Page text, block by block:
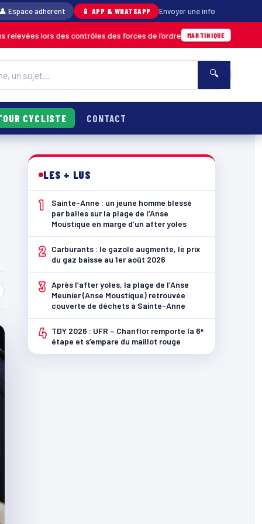
👤 Espace adhérent 📱 APP & WHATSAPP Envoyer une info
des contrôles des forces de l’ordre MARTINIQUE 04/08 · 11h06
🔍
CYCLISTE CONTACT
LES + LUS
1
Sainte-Anne : un jeune homme blessé
par balles sur la plage de l’Anse
Moustique en marge d’un after yoles
2
Carburants : le gazole augmente, le prix
du gaz baisse au 1er août 2026
3 Après l’after yoles, la plage de l’Anse
Meunier (Anse Moustique) retrouvée
couverte de déchets à Sainte-Anne
4 TDY 2026 : UFR – Chanflor remporte la 6ᵉ
étape et s’empare du maillot rouge